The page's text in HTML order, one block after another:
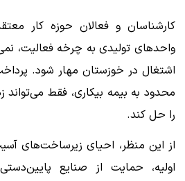
کارشناسان و فعالان حوزه کار
واحدهای تولیدی به چرخه فعالیت،
اشتغال در خوزستان مهار شود.
محدود به بیمه بیکاری، فقط می‌تواند
را حل کند.
از این منظر، احیای زیرساخت‌های
اولیه، حمایت از صنایع